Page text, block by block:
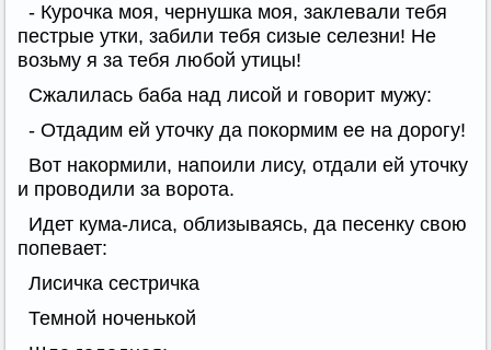
- Курочка моя, чернушка моя, заклевали тебя
пестрые утки, забили тебя сизые селезни! Не
возьму я за тебя любой утицы!
Сжалилась баба над лисой и говорит мужу:
- Отдадим ей уточку да покормим ее на дорогу!
Вот накормили, напоили лису, отдали ей уточку
и проводили за ворота.
Идет кума-лиса, облизываясь, да песенку свою
попевает:
Лисичка сестричка
Темной ноченькой